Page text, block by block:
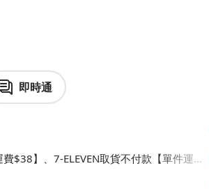
即時通
$38】、7-ELEVEN取貨不付款【單件運費
$60、消費滿$1000免運費】、郵局掛號